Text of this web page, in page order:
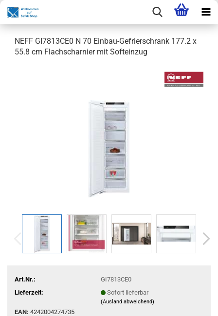
NEFF GI7813CE0 N 70 Einbau-Gefrierschrank 177.2 x
55.8 cm Flachscharnier mit Softeinzug
Art.Nr.:
GI7813CE0
Lieferzeit:
Sofort lieferbar
(Ausland abweichend)
EAN: 4242004274735